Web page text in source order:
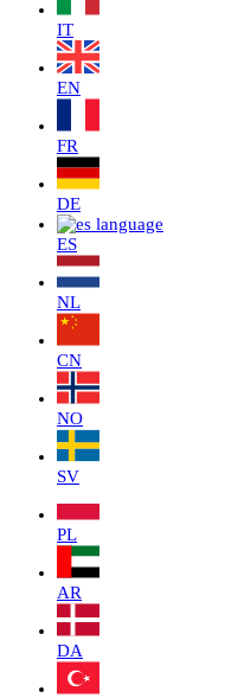
IT
EN
FR
DE
ES
NL
CN
NO
SV
PL
AR
DA